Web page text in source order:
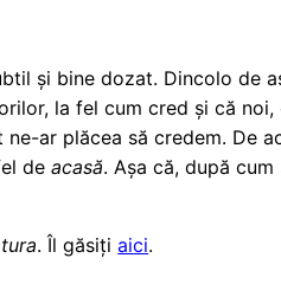
și bine dozat. Dincolo de
la fel cum cred și că
ar plăcea să credem. De
deacasă. Așa că, după cum
. Îl găsițiaici.